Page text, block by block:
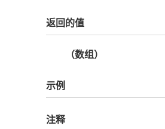
返回的值
（数组）
示例
注释